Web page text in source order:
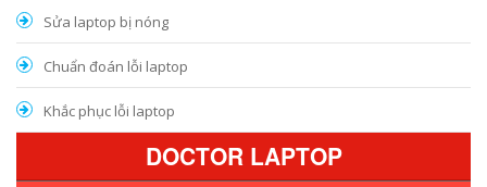
Sửa laptop bị nóng
Chuẩn đoán lỗi laptop
Khắc phục lỗi laptop
DOCTOR LAPTOP